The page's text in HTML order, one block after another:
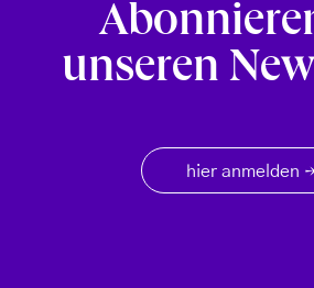
unseren
hier anmelden